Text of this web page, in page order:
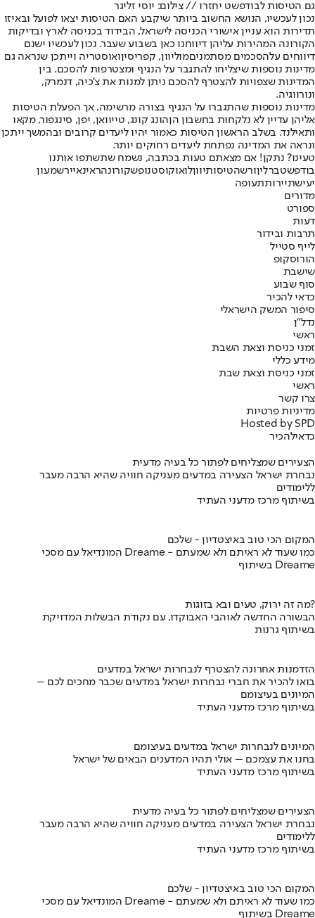
גם הטיסות לבודפשט יחזרו // צילום: יוסי זליגר
נכון לעכשיו, הנושא החשוב ביותר שיקבע האם הטיסות יצאו לפועל ובאיזו
תדירות הוא עניין אישורי הכניסה לישראל, הבידוד בכניסה לארץ ובדיקות
הקורונה המהירות עליהן דיווחנו כאן בשבוע שעבר. נכון לעכשיו ישנם
דיווחים עלהסכמים מסתמניםמוליוון, קפריסיןואוסטריה וייתכן שנראה גם
מדינות נוספות שיצליחו להתגבר על הנגיף ומצטרפות להסכם. בין
המדינות שצפויות להצטרף להסכם ניתן למנות את צ'כיה, דנמרק,
ונורווגיה.
מדינות נוספות שהתגברו על הנגיף בצורה מרשימה, אך הפעלת הטיסות
אליהן עדיין לא נלקחות בחשבון הןהונג קונג, טייוואן, יפן, סינגפור, מקאו
ותאילנד. בשלב הראשון הטיסות כאמור יהיו ליעדים קרובים ובהמשך ייתכן
ונראה את המדינה נפתחת ליעדים רחוקים יותר.
טעינו? נתקן! אם מצאתם טעות בכתבה, נשמח שתשתפו אותנו
בודפשטברליןורשהטיסותיווןלואוקוסטנופשקורונהראינאיירשמעון
יעישתיירותתעופה
מדורים
ספורט
דעות
תרבות ובידור
לייף סטייל
הורוסקופ
שישבת
סוף שבוע
כדאי להכיר
סיפור המשק הישראלי
נדל"ן
ראשי
זמני כניסת וצאת השבת
מידע כללי
זמני כניסת וצאת שבת
ראשי
צרו קשר
מדיניות פרטיות
Hosted by SPD
כדאילהכיר
הצעירים שמצליחים לפתור כל בעיה מדעית
נבחרת ישראל הצעירה במדעים מעניקה חוויה שהיא הרבה מעבר
ללימודים
בשיתוף מרכז מדעני העתיד
המקום הכי טוב באיצטדיון - שלכם
המונדיאל עם מסכי Dreame - כמו שעוד לא ראיתם ולא שמעתם
בשיתוף Dreame
מה זה ירוק, טעים ובא בזוגות?
הבשורה החדשה לאוהבי האבוקדו, עם נקודת הבשלות המדויקת
בשיתוף גרנות
הזדמנות אחרונה להצטרף לנבחרות ישראל במדעים
בואו להכיר את חברי נבחרות ישראל במדעים שכבר מחכים לכם –
המיונים בעיצומם
בשיתוף מרכז מדעני העתיד
המיונים לנבחרות ישראל במדעים בעיצומם
בחנו את עצמכם – אולי תהיו המדענים הבאים של ישראל
בשיתוף מרכז מדעני העתיד
הצעירים שמצליחים לפתור כל בעיה מדעית
נבחרת ישראל הצעירה במדעים מעניקה חוויה שהיא הרבה מעבר
ללימודים
בשיתוף מרכז מדעני העתיד
המקום הכי טוב באיצטדיון - שלכם
המונדיאל עם מסכי Dreame - כמו שעוד לא ראיתם ולא שמעתם
בשיתוף Dreame